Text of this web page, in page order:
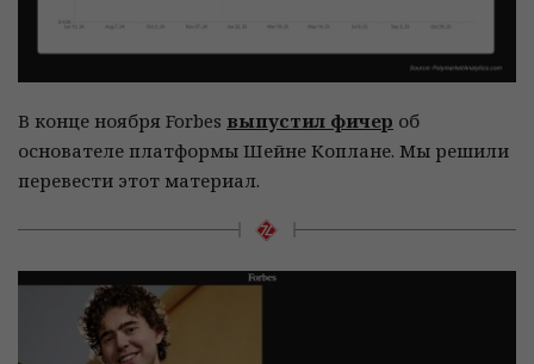
В конце ноября Forbes выпустил фичер об
основателе платформы Шейне Коплане. Мы решили
перевести этот материал.